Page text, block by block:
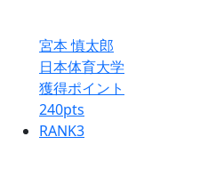
宮本 慎太郎
日本体育大学
獲得ポイント
240pts
RANK3